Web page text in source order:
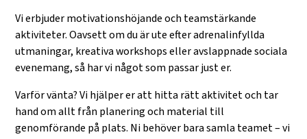
Vi erbjuder motivationshöjande och teamstärkande
aktiviteter. Oavsett om du är ute efter adrenalinfyllda
utmaningar, kreativa workshops eller avslappnade sociala
evenemang, så har vi något som passar just er.
Varför vänta? Vi hjälper er att hitta rätt aktivitet och tar
hand om allt från planering och material till
genomförande på plats. Ni behöver bara samla teamet – vi